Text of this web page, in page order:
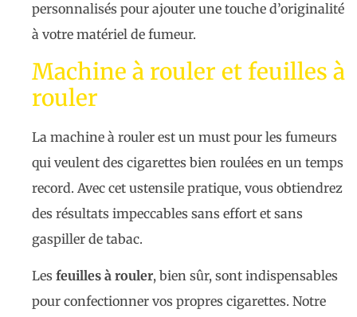
personnalisés pour ajouter une touche d’originalité
à votre matériel de fumeur.
Machine à rouler et feuilles à
rouler
La machine à rouler est un must pour les fumeurs
qui veulent des cigarettes bien roulées en un temps
record. Avec cet ustensile pratique, vous obtiendrez
des résultats impeccables sans effort et sans
gaspiller de tabac.
Les feuilles à rouler, bien sûr, sont indispensables
pour confectionner vos propres cigarettes. Notre